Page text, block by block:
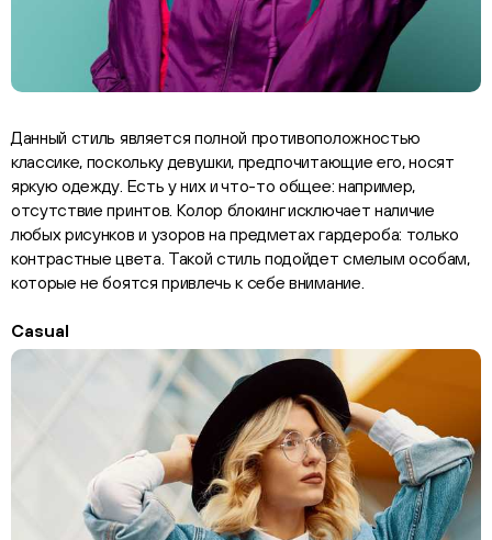
Данный стиль является полной противоположностью
классике, поскольку девушки, предпочитающие его, носят
яркую одежду. Есть у них и что-то общее: например,
отсутствие принтов. Колор блокинг исключает наличие
любых рисунков и узоров на предметах гардероба: только
контрастные цвета. Такой стиль подойдет смелым особам,
которые не боятся привлечь к себе внимание.
Casual